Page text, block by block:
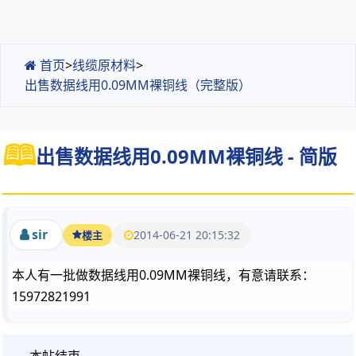
首页>线缆原材料>
出售数据线用0.09MM裸铜线（完整版）
出售数据线用0.09MM裸铜线 - 简版
sir 楼主 2014-06-21 20:15:32
本人有一批做数据线用0.09MM裸铜线，有意请联系：
15972821991